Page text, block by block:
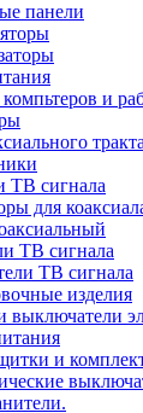
панели
и
тракта
ТВ сигнала
для
ТВ сигнала
ТВ сигнала
изделия
выключатели
и